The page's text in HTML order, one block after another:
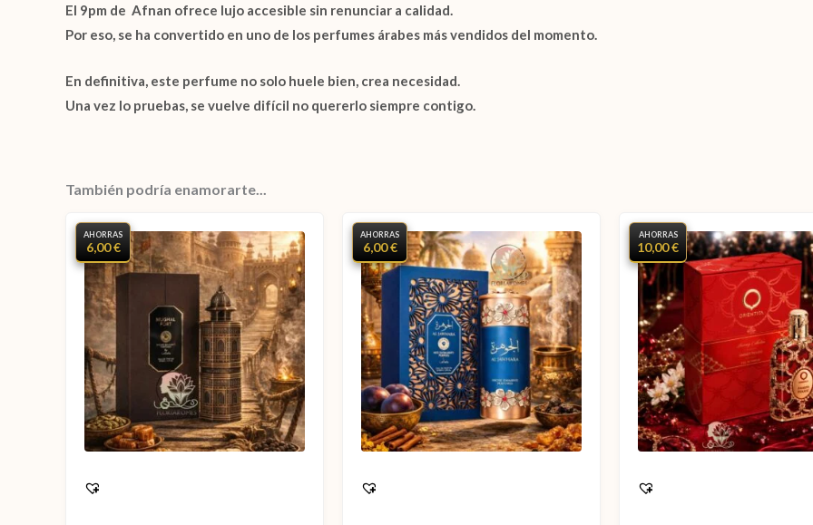
El 9pm de Afnan ofrece lujo accesible sin renunciar a calidad.
Por eso, se ha convertido en uno de los perfumes árabes más vendidos del momento.
En definitiva, este perfume no solo huele bien, crea necesidad.
Una vez lo pruebas, se vuelve difícil no quererlo siempre contigo.
También podría enamorarte...
AHORRAS
6,00 €
AHORRAS
6,00 €
AHORRAS
10,00 €